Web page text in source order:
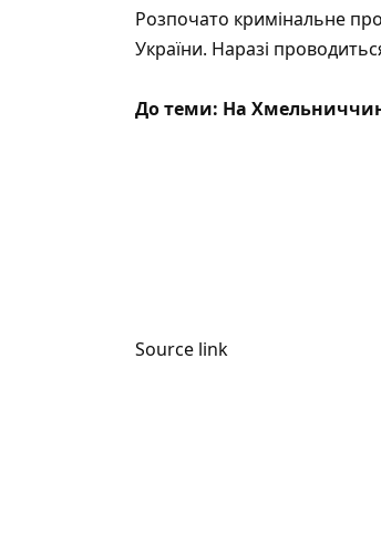
Розпочато кримінальне
України. Наразі
До теми: На
Source link